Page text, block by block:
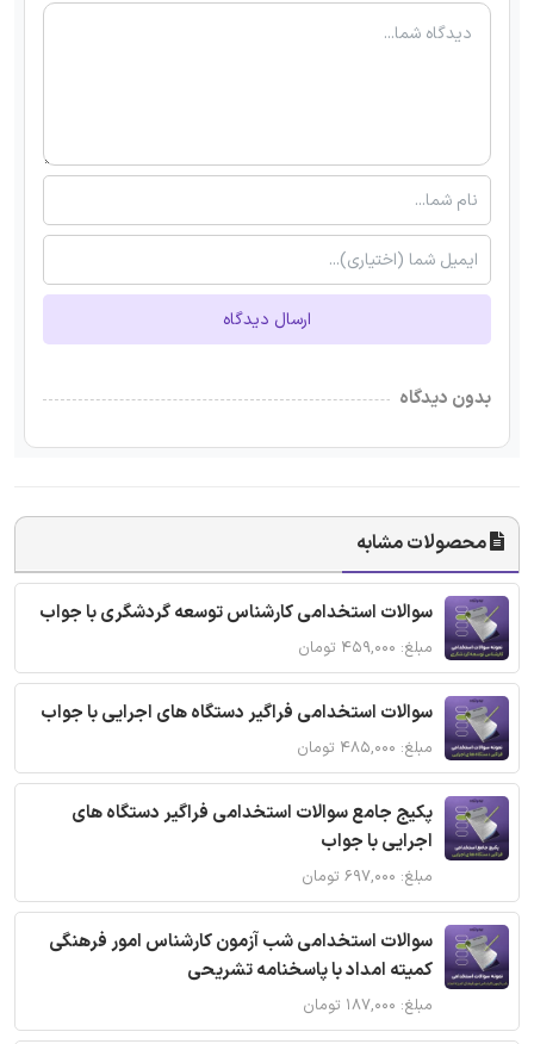
ارسال دیدگاه
بدون دیدگاه
محصولات مشابه
سوالات استخدامی کارشناس توسعه گردشگری با جواب
مبلغ: ۴۵۹,۰۰۰ تومان
سوالات استخدامی فراگیر دستگاه های اجرایی با جواب
مبلغ: ۴۸۵,۰۰۰ تومان
پکیج جامع سوالات استخدامی فراگیر دستگاه های
اجرایی با جواب
مبلغ: ۶۹۷,۰۰۰ تومان
سوالات استخدامی شب آزمون کارشناس امور فرهنگی
کمیته امداد با پاسخنامه تشریحی
مبلغ: ۱۸۷,۰۰۰ تومان